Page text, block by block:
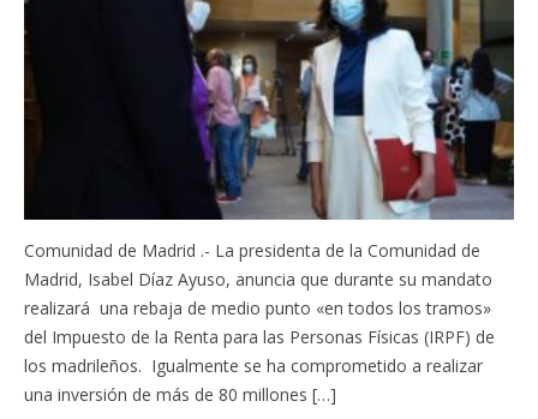
Comunidad de Madrid .- La presidenta de la Comunidad de
Madrid, Isabel Díaz Ayuso, anuncia que durante su mandato
realizará una rebaja de medio punto «en todos los tramos»
del Impuesto de la Renta para las Personas Físicas (IRPF) de
los madrileños. Igualmente se ha comprometido a realizar
una inversión de más de 80 millones […]